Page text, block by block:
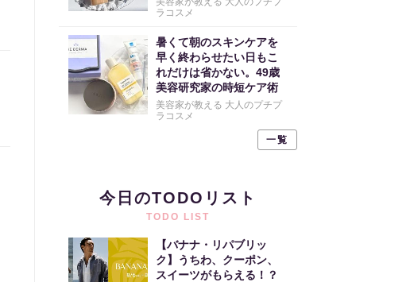
ラコスメ
暑くて朝のスキンケアを
早く終わらせたい日もこ
れだけは省かない。49歳
美容研究家の時短ケア術
美容家が教える 大人のプチプ
ラコスメ
一覧
今日のTODOリスト
TODO LIST
【バナナ・リパブリッ
ク】うちわ、クーポン、
スイーツがもらえる！？